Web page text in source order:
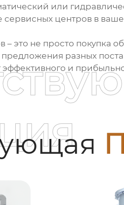
или
сервисных центров в
– это не просто покупка
разных
и